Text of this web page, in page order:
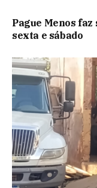
Pague Menos faz
sexta e sábado